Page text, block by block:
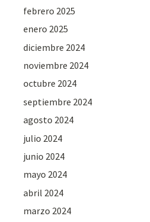
febrero 2025
enero 2025
diciembre 2024
noviembre 2024
octubre 2024
septiembre 2024
agosto 2024
julio 2024
junio 2024
mayo 2024
abril 2024
marzo 2024